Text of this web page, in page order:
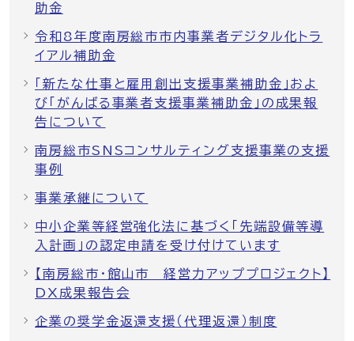
助金
令和8年度南房総市市内事業者デジタル化トラ
イアル補助金
「新たな仕事と雇用創出支援事業補助金」およ
び「がんばる事業者支援事業補助金」の成果報
告について
南房総市SNSコンサルティング支援事業の支援
事例
事業承継について
中小企業等経営強化法に基づく「先端設備等導
入計画」の認定申請を受け付けています
【南房総市・館山市 経営力アッププロジェクト】
DX成果報告会
企業の奨学金返還支援（代理返還）制度